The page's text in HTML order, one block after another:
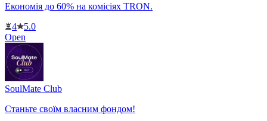
Економія до 60% на комісіях TRON.
4
5.0
Open
SoulMate Club
Станьте своїм власним фондом!